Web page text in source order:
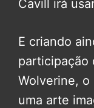
Cavill irá
E criando
participação
Wolverine, o
uma arte